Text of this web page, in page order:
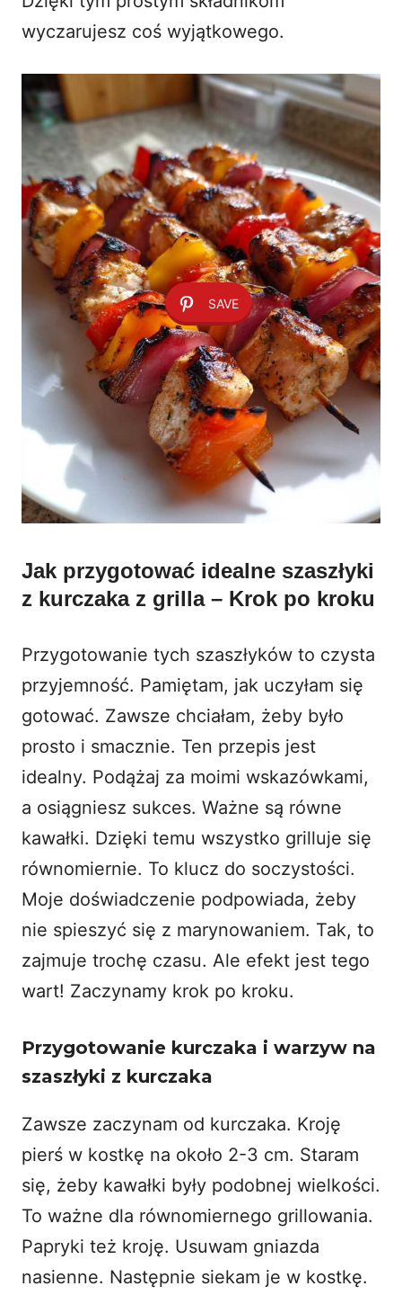
wyczarujesz coś wyjątkowego.
SAVE
Jak przygotować idealne szaszłyki
z kurczaka z grilla – Krok po kroku
Przygotowanie tych szaszłyków to czysta
przyjemność. Pamiętam, jak uczyłam się
gotować. Zawsze chciałam, żeby było
prosto i smacznie. Ten przepis jest
idealny. Podążaj za moimi wskazówkami,
a osiągniesz sukces. Ważne są równe
kawałki. Dzięki temu wszystko grilluje się
równomiernie. To klucz do soczystości.
Moje doświadczenie podpowiada, żeby
nie spieszyć się z marynowaniem. Tak, to
zajmuje trochę czasu. Ale efekt jest tego
wart! Zaczynamy krok po kroku.
Przygotowanie kurczaka i warzyw na
szaszłyki z kurczaka
Zawsze zaczynam od kurczaka. Kroję
pierś w kostkę na około 2-3 cm. Staram
się, żeby kawałki były podobnej wielkości.
To ważne dla równomiernego grillowania.
Papryki też kroję. Usuwam gniazda
nasienne. Następnie siekam je w kostkę.